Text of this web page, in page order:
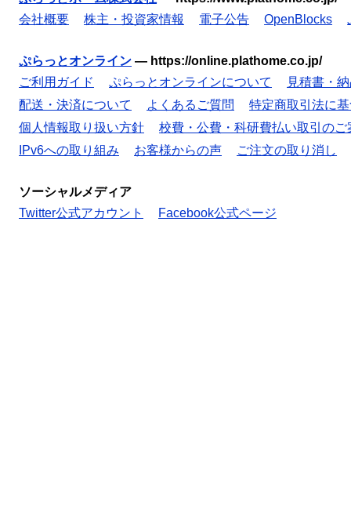
会社概要
株主・投資家情報 電子公告 OpenBlocks
ぷらっとオンライン — https://online.plathome.co.jp/
ご利用ガイド
ぷらっとオンラインについて
見積書・
配送・決済について
よくあるご質問
特定商取引法に
個人情報取り扱い方針
校費・公費・科研費払い取引のご
IPv6への取り組み
お客様からの声 ご注文の取り消し
ソーシャルメディア
Twitter公式アカウント
Facebook公式ページ